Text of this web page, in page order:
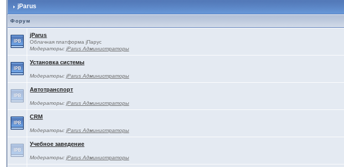
jParus
Форум
jParus
Облачная платформа jПарус
Модераторы:jParus Администраторы
Установка системы
Модераторы:jParus Администраторы
Автотранспорт
Модераторы:jParus Администраторы
CRM
Модераторы:jParus Администраторы
Учебное заведение
Модераторы:jParus Администраторы